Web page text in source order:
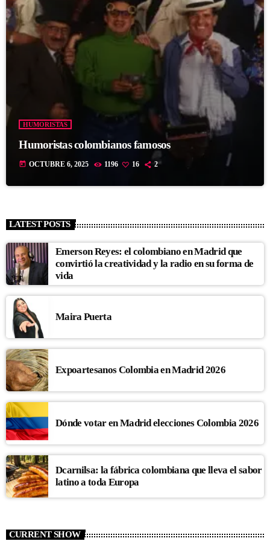
HUMORISTAS
Humoristas colombianos famosos
today OCTUBRE 6, 2025 1196 16 2
LATEST POSTS
Emerson Reyes: el colombiano en Madrid que
convirtió la creatividad y la radio en su forma de
vida
Maira Puerta
Expoartesanos Colombia en Madrid 2026
Dónde votar en Madrid elecciones Colombia 2026
Dcarnilsa: la fábrica colombiana que lleva el sabor
latino a toda Europa
CURRENT SHOW